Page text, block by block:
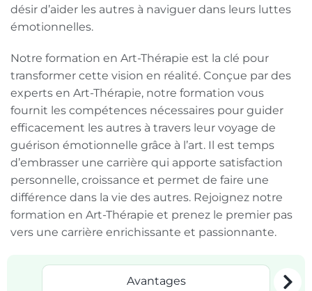
désir d’aider les autres à naviguer dans leurs luttes
émotionnelles.
Notre formation en Art-Thérapie est la clé pour
transformer cette vision en réalité. Conçue par des
experts en Art-Thérapie, notre formation vous
fournit les compétences nécessaires pour guider
efficacement les autres à travers leur voyage de
guérison émotionnelle grâce à l’art. Il est temps
d’embrasser une carrière qui apporte satisfaction
personnelle, croissance et permet de faire une
différence dans la vie des autres. Rejoignez notre
formation en Art-Thérapie et prenez le premier pas
vers une carrière enrichissante et passionnante.
Avantages